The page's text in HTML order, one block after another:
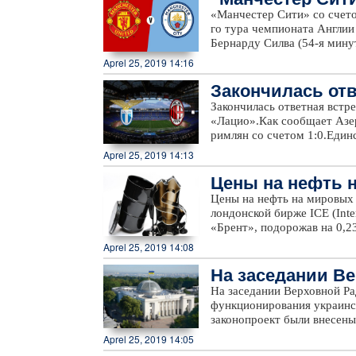
а также на безымянных
и Ходжавендского районов.
апексе 20 поворота, а
поворота.Существенных
произошло.
«Манчестер Сити» со
го тура чемпионата
Бернарду Силва (54-я
смогли выиграть 29
последних десяти матчах
поражений.В турнирной
набрав 89 очков, клуб
«Манчестер Юнайтед»
«Манчестер Сити»
Доэрти (37) и Диогу Жота
Папастатопулос
сентября 1979 года.
три поражения.В
очков. В следующем туре
«Арсенал» днем позднее в
Aprel 25, 2019 14:16
Закончилась
алии
Закончилась ответная
«Лацио».Как сообщает
римлян со счетом
игру соперники провели с
противостоянии станет
между ними также
«Фиорентина» проведут в
Aprel 25, 2019 14:13
Цены на нефть
Цены на нефть на мировых
лондонской бирже ICE
«Брент», подорожав на
поднявшись на 0,05
Aprel 25, 2019 14:08
На заседании
нопроект
На заседании Верховной
функционирования
законопроект были
государственный.В ходе
Aprel 25, 2019 14:05